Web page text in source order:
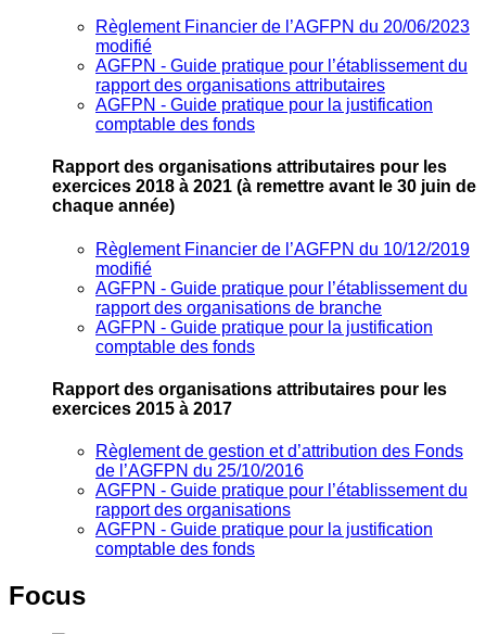
Règlement Financier de l’AGFPN du 20/06/2023
modifié
AGFPN ‐ Guide pratique pour l’établissement du
rapport des organisations attributaires
AGFPN ‐ Guide pratique pour la justification
comptable des fonds
Rapport des organisations attributaires pour les
exercices 2018 à 2021 (à remettre avant le 30 juin de
chaque année)
Règlement Financier de l’AGFPN du 10/12/2019
modifié
AGFPN ‐ Guide pratique pour l’établissement du
rapport des organisations de branche
AGFPN ‐ Guide pratique pour la justification
comptable des fonds
Rapport des organisations attributaires pour les
exercices 2015 à 2017
Règlement de gestion et d’attribution des Fonds
de l’AGFPN du 25/10/2016
AGFPN ‐ Guide pratique pour l’établissement du
rapport des organisations
AGFPN ‐ Guide pratique pour la justification
comptable des fonds
Focus